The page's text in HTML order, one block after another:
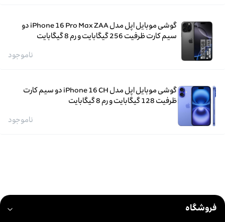
گوشی موبایل اپل مدل iPhone 16 Pro Max ZAA دو
سیم کارت ظرفیت 256 گیگابایت و رم 8 گیگابایت
ناموجود
گوشی موبایل اپل مدل iPhone 16 CH دو سیم کارت
ظرفیت 128 گیگابایت و رم 8 گیگابایت
ناموجود
فروشگاه